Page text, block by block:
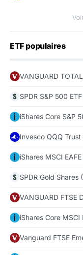
ETF populaires
VANGUARD
SPDR S&P 500
iShares Core S&P
Invesco QQQ Trust
iShares MSCI EAFE
SPDR Gold Shares
VANGUARD FTSE
iShares Core
Vanguard FTSE